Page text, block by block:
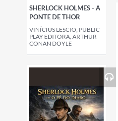
SHERLOCK HOLMES - A
PONTE DE THOR
VINÍCIUS LESCIO, PUBLIC
PLAY EDITORA, ARTHUR
CONAN DOYLE